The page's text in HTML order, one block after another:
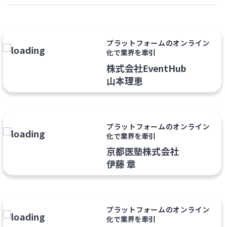
プラットフォームのオンライン
化で業界を牽引
株式会社EventHub
山本理恵
プラットフォームのオンライン
化で業界を牽引
京都医塾株式会社
伊藤 章
プラットフォームのオンライン
化で業界を牽引